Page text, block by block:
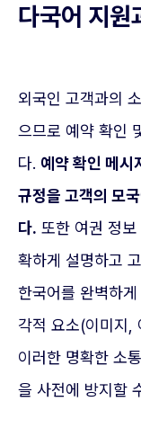
다국어 지원
외국인 고객과의
으므로 예약 확인
다. 예약 확인 메시
규정을 고객의 모
다. 또한 여권 정
확하게 설명하고
한국어를 완벽하
각적 요소(이미지,
이러한 명확한 소
을 사전에 방지할